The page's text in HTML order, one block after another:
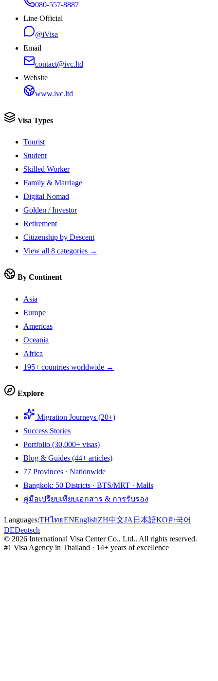
080-557-8887
Line Official
@iVisa
Email
contact@ivc.ltd
Website
www.ivc.ltd
Visa Types
Tourist
Student
Skilled Worker
Family & Marriage
Digital Nomad
Golden / Investor
Retirement
Citizenship by Descent
View all 8 categories →
By Continent
Asia
Europe
Americas
Oceania
Africa
195+ countries worldwide →
Explore
Migration Journeys (20+)
Success Stories
Portfolio (30,000+ visas)
Blog & Guides (44+ articles)
77 Provinces · Nationwide
Bangkok: 50 Districts · BTS/MRT · Malls
คู่มือเปรียบเทียบเอกสาร & การรับรอง
Languages:THไทยENEnglishZH中文JA 日本語KO한국어
DEDeutsch
© 2026 International Visa Center Co., Ltd.. All rights reserved.
#1 Visa Agency in Thailand · 14+ years of excellence